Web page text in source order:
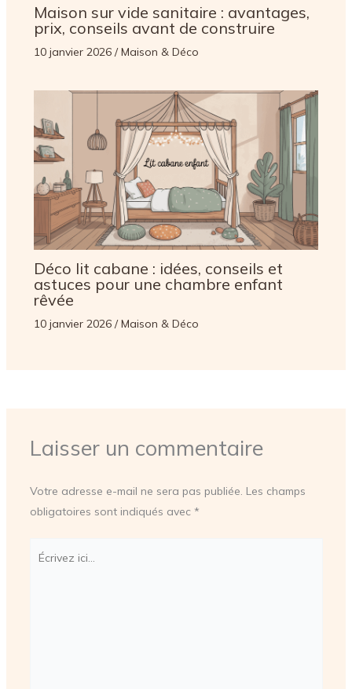
Maison sur vide sanitaire : avantages,
prix, conseils avant de construire
10 janvier 2026 /Maison & Déco
Déco lit cabane : idées, conseils et
astuces pour une chambre enfant
rêvée
10 janvier 2026 /Maison & Déco
Laisser un commentaire
Votre adresse e-mail ne sera pas publiée. Les champs
obligatoires sont indiqués avec *